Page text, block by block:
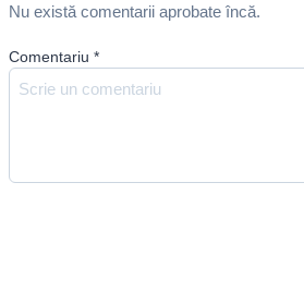
Nu există comentarii aprobate încă.
Comentariu *